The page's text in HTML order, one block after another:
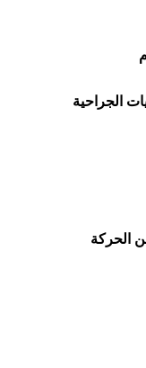
الجراحية
الحركة